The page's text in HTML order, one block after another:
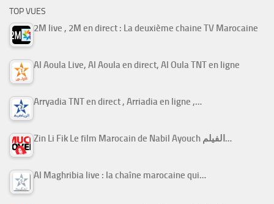
TOP VUES
2M live , 2M en direct : La deuxième chaine TV Marocaine
Al Aoula Live, Al Aoula en direct, Al Oula TNT en ligne
Arryadia TNT en direct , Arriadia en ligne ,…
Zin Li Fik Le film Marocain de Nabil Ayouch الفيلم…
Al Maghribia live : la chaîne marocaine qui…